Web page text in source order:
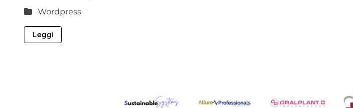
Wordpress
Leggi